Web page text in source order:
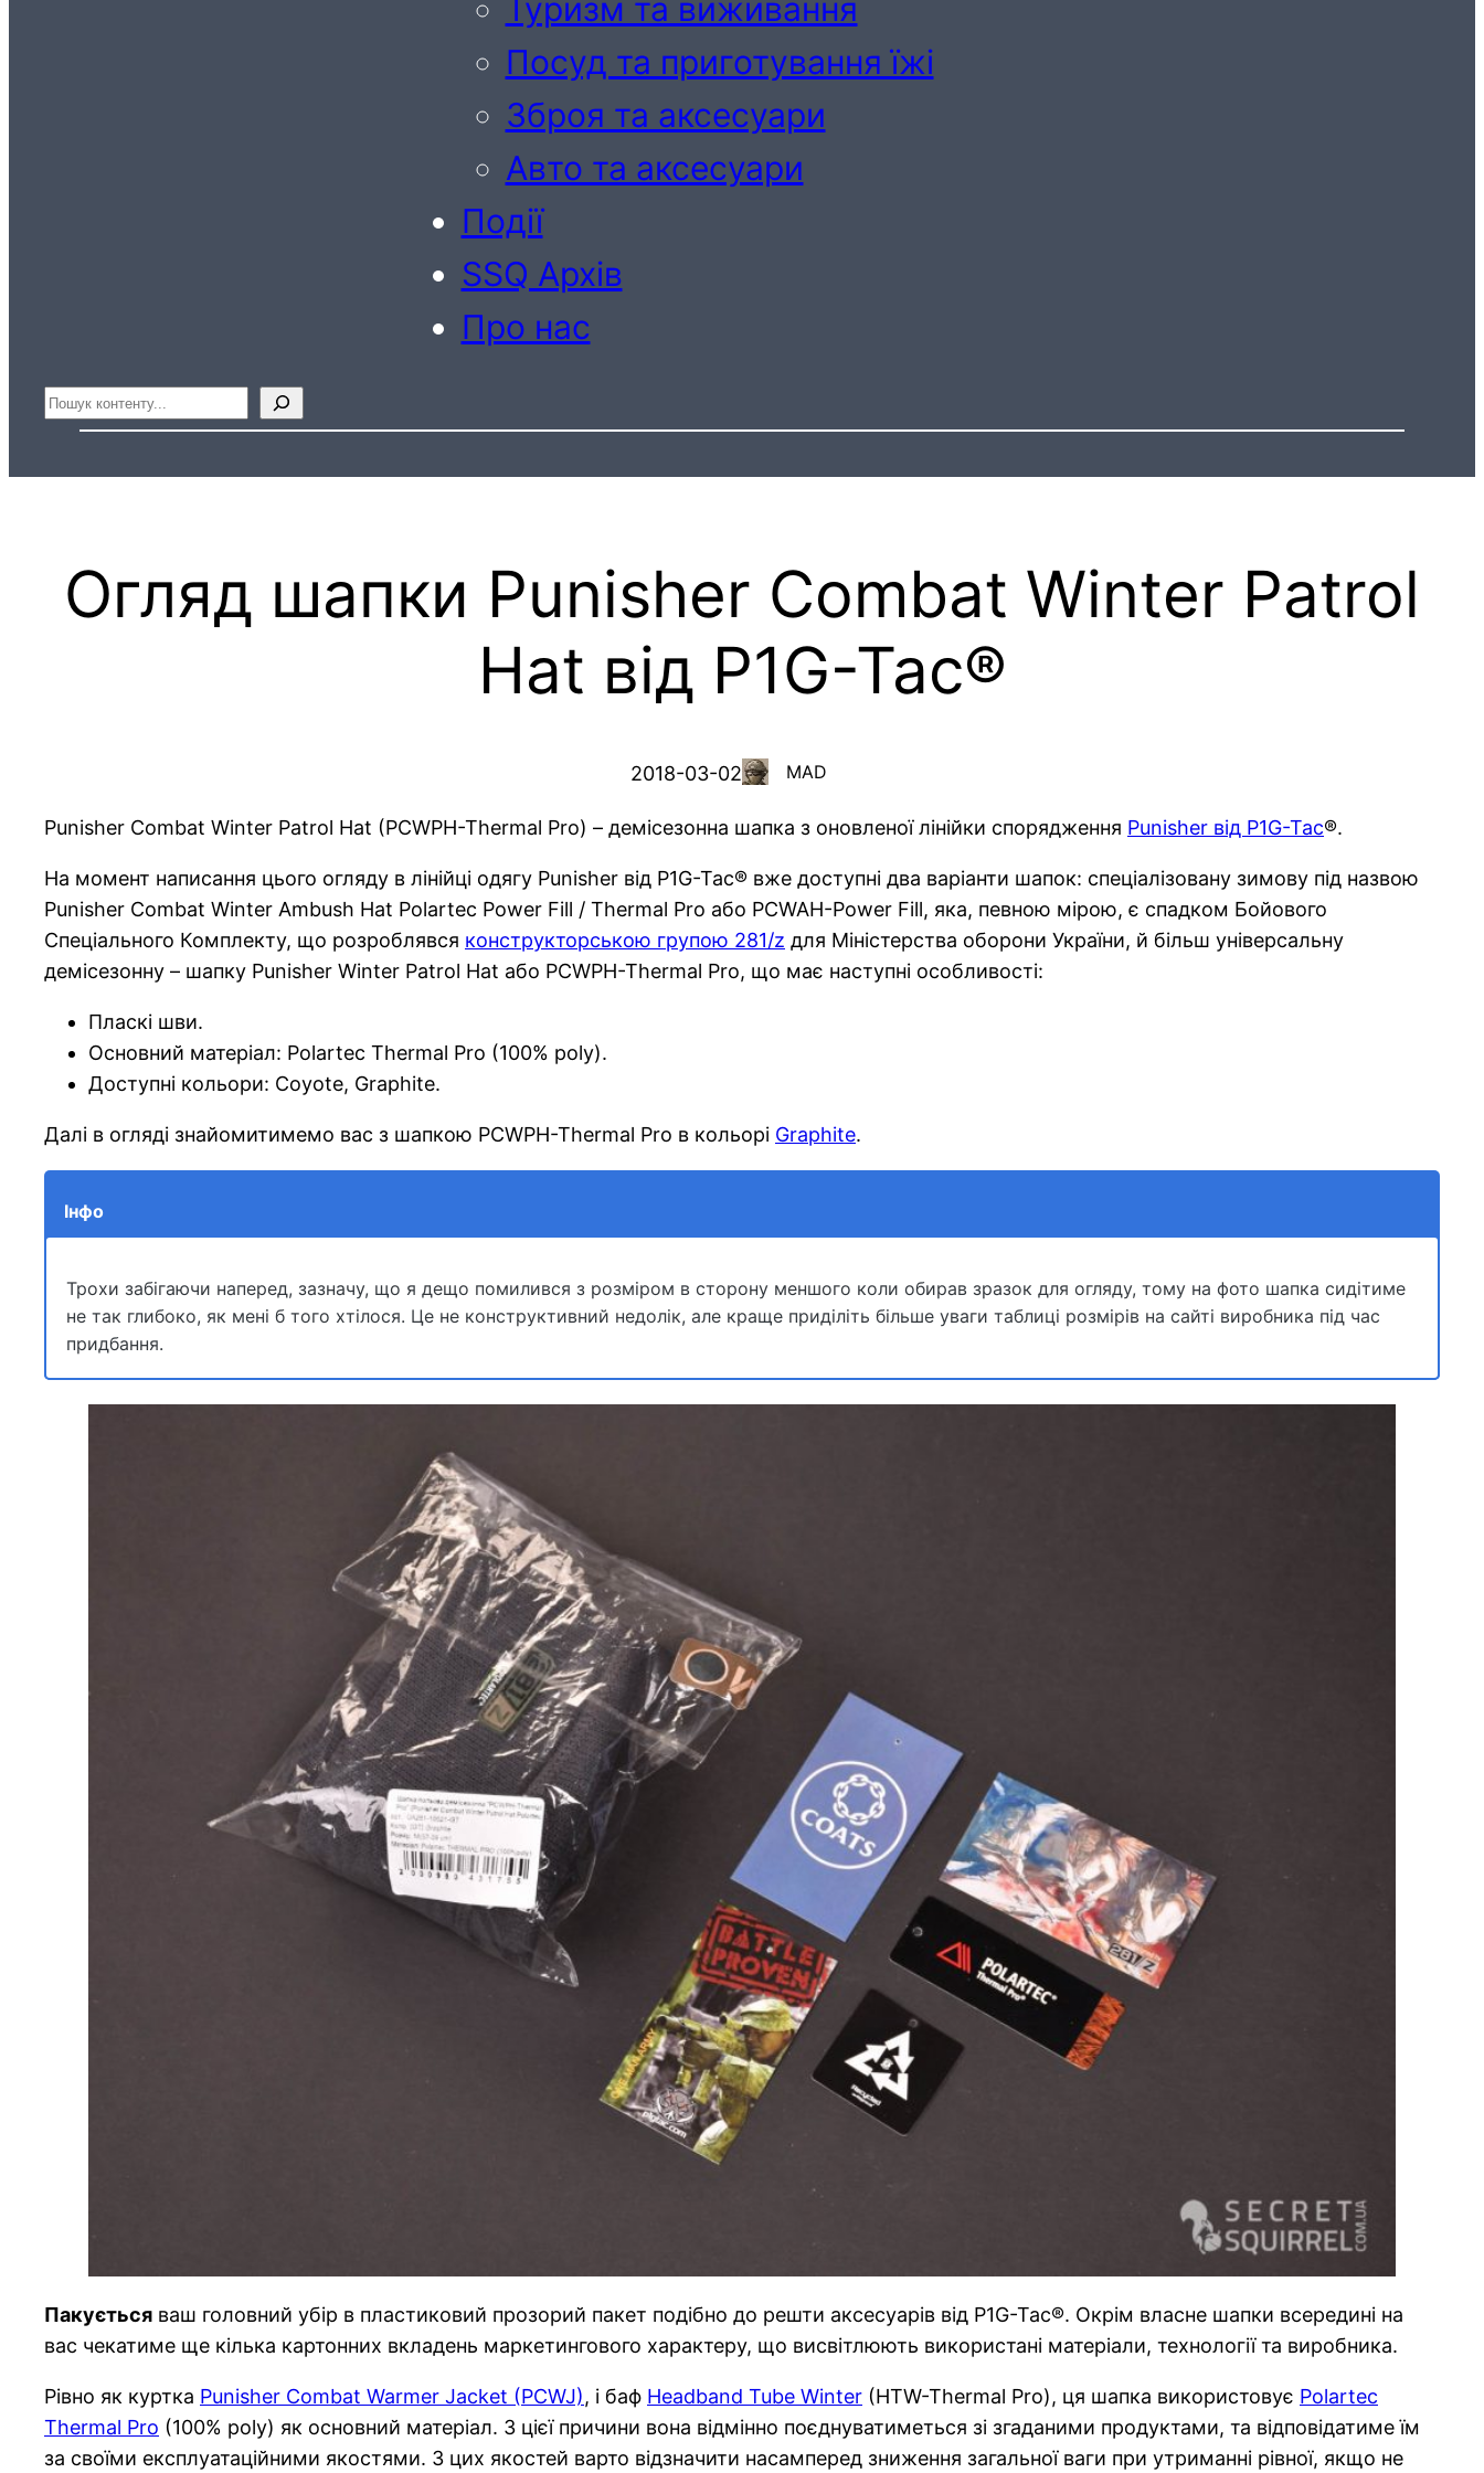
Туризм та виживання
Посуд та приготування їжі
Зброя та аксесуари
Авто та аксесуари
Події
SSQ Архів
Про нас
Пошук
Огляд шапки Punisher Combat Winter Patrol
Hat від P1G-Tac®
2018-03-02 MAD
Punisher Combat Winter Patrol Hat (PCWPH-Thermal Pro) – демісезонна шапка з оновленої лінійки спорядження Punisher від P1G-Tac®.
На момент написання цього огляду в лінійці одягу Punisher від P1G-Tac® вже доступні два варіанти шапок: спеціалізовану зимову під назвою
Punisher Combat Winter Ambush Hat Polartec Power Fill / Thermal Pro або PCWAH-Power Fill, яка, певною мірою, є спадком Бойового
Спеціального Комплекту, що розроблявся конструкторською групою 281/z для Міністерства оборони України, й більш універсальну
демісезонну – шапку Punisher Winter Patrol Hat або PCWPH-Thermal Pro, що має наступні особливості:
Пласкі шви.
Основний матеріал: Polartec Thermal Pro (100% poly).
Доступні кольори: Coyote, Graphite.
Далі в огляді знайомитимемо вас з шапкою PCWPH-Thermal Pro в кольорі Graphite.
Інфо
Трохи забігаючи наперед, зазначу, що я дещо помилився з розміром в сторону меншого коли обирав зразок для огляду, тому на фото шапка сидітиме
не так глибоко, як мені б того хтілося. Це не конструктивний недолік, але краще приділіть більше уваги таблиці розмірів на сайті виробника під час
придбання.
Пакується ваш головний убір в пластиковий прозорий пакет подібно до решти аксесуарів від P1G-Tac®. Окрім власне шапки всередині на
вас чекатиме ще кілька картонних вкладень маркетингового характеру, що висвітлюють використані матеріали, технології та виробника.
Рівно як куртка Punisher Combat Warmer Jacket (PCWJ), і баф Headband Tube Winter (HTW-Thermal Pro), ця шапка використовує Polartec
Thermal Pro (100% poly) як основний матеріал. З цієї причини вона відмінно поєднуватиметься зі згаданими продуктами, та відповідатиме їм
за своїми експлуатаційними якостями. З цих якостей варто відзначити насамперед зниження загальної ваги при утриманні рівної, якщо не